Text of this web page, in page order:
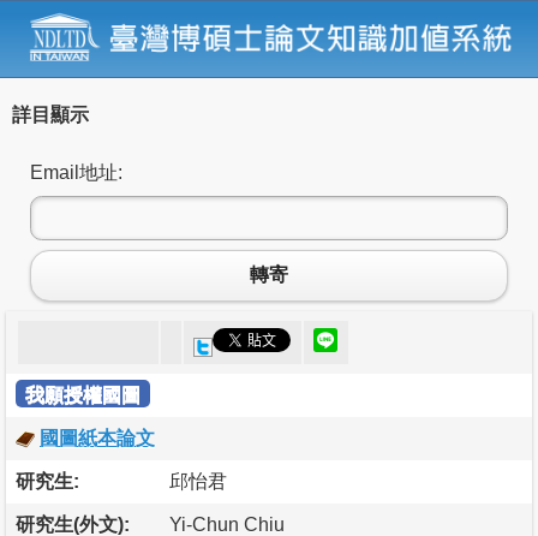
詳目顯示
Email地址:
轉寄
我願授權國圖
國圖紙本論文
研究生: 邱怡君
研究生(外文): Yi-Chun Chiu